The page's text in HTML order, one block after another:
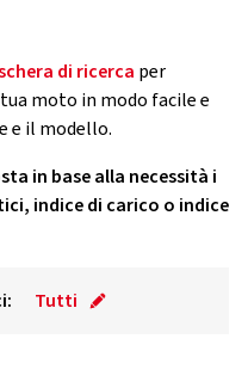
di ricerca per
moto in modo facile e
e il modello.
in base alla necessità i
indice di carico o indice
Tutti